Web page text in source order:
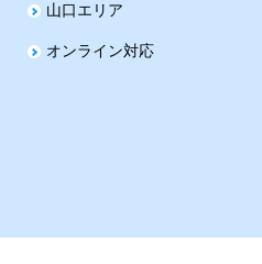
山口エリア
オンライン対応